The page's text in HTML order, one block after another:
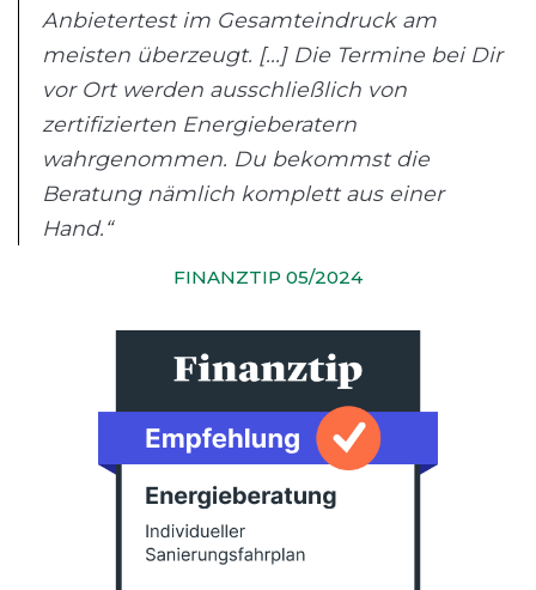
Anbietertest im Gesamteindruck am
meisten überzeugt. [...] Die Termine bei Dir
vor Ort werden ausschließlich von
zertifizierten Energieberatern
wahrgenommen. Du bekommst die
Beratung nämlich komplett aus einer
Hand.“
FINANZTIP 05/2024